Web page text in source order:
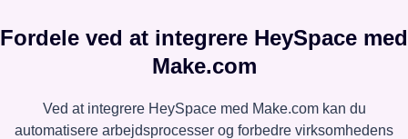
Fordele ved at integrere HeySpace med
Make.com
Ved at integrere HeySpace med Make.com kan du
automatisere arbejdsprocesser og forbedre virksomhedens